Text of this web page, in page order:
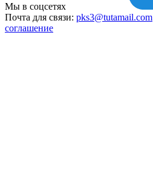
Мы в соцсетях
Почта для связи: pks3@tutamail.com
соглашение